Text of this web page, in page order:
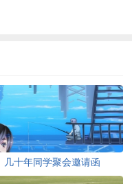
几十年同学聚会邀请函